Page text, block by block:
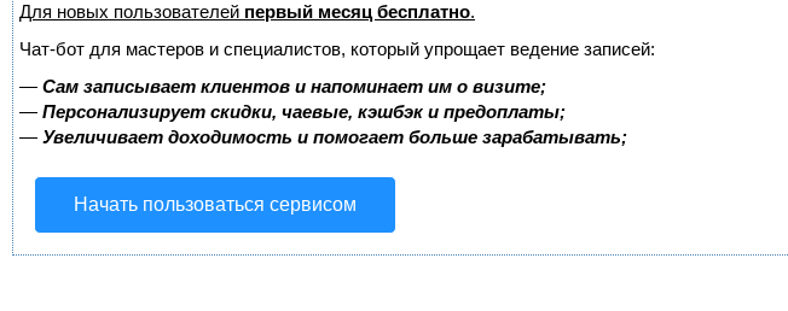
Для новых пользователей первый месяц бесплатно.
Чат-бот для мастеров и специалистов, который упрощает ведение записей:
— Сам записывает клиентов и напоминает им о визите;
— Персонализирует скидки, чаевые, кэшбэк и предоплаты;
— Увеличивает доходимость и помогает больше зарабатывать;
Начать пользоваться сервисом